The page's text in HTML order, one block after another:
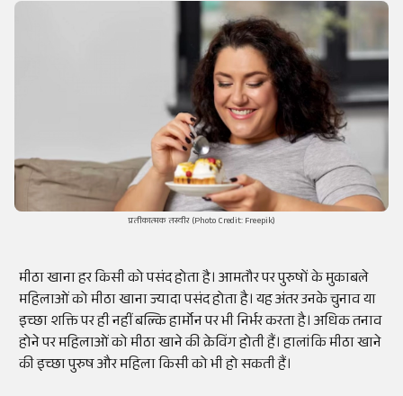
प्रतीकात्मक तस्वीर (Photo Credit: Freepik)
मीठा खाना हर किसी को पसंद होता है। आमतौर पर पुरुषों के मुकाबले
महिलाओं को मीठा खाना ज्यादा पसंद होता है। यह अंतर उनके चुनाव या
इच्छा शक्ति पर ही नहीं बल्कि हार्मोन पर भी निर्भर करता है। अधिक तनाव
होने पर महिलाओं को मीठा खाने की क्रेविंग होती हैं। हालांकि मीठा खाने
की इच्छा पुरुष और महिला किसी को भी हो सकती हैं।